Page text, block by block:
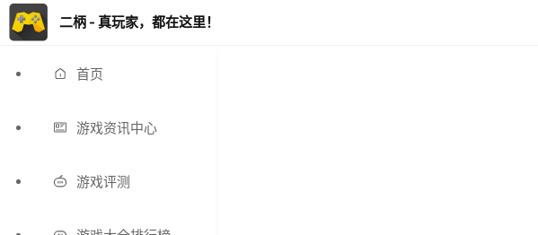
二柄 - 真玩家，都在这里！
首页
游戏资讯中心
游戏评测